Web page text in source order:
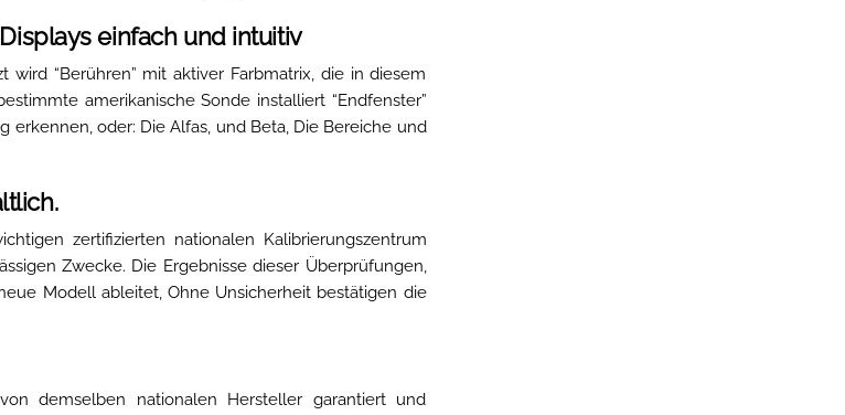
einfach und intuitiv
wird “Berühren” mit aktiver Farbmatrix, die in diesem
amerikanische Sonde installiert “Endfenster”
oder: Die Alfas, und Beta, Die Bereiche und
zertifizierten nationalen Kalibrierungszentrum
Zwecke. Die Ergebnisse dieser Überprüfungen,
Modell ableitet, Ohne Unsicherheit bestätigen die
demselben nationalen Hersteller garantiert und